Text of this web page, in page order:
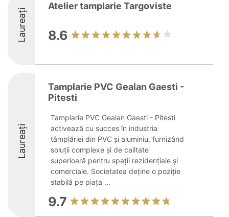
Laureați
Atelier tamplarie Targoviste
8.6
Laureați
Tamplarie PVC Gealan Gaesti -
Pitesti
Tamplarie PVC Gealan Gaesti - Pitesti
activează cu succes în industria
tâmplăriei din PVC și aluminiu, furnizând
soluții complexe și de calitate
superioară pentru spații rezidențiale și
comerciale. Societatea deține o poziție
stabilă pe piața ...
9.7